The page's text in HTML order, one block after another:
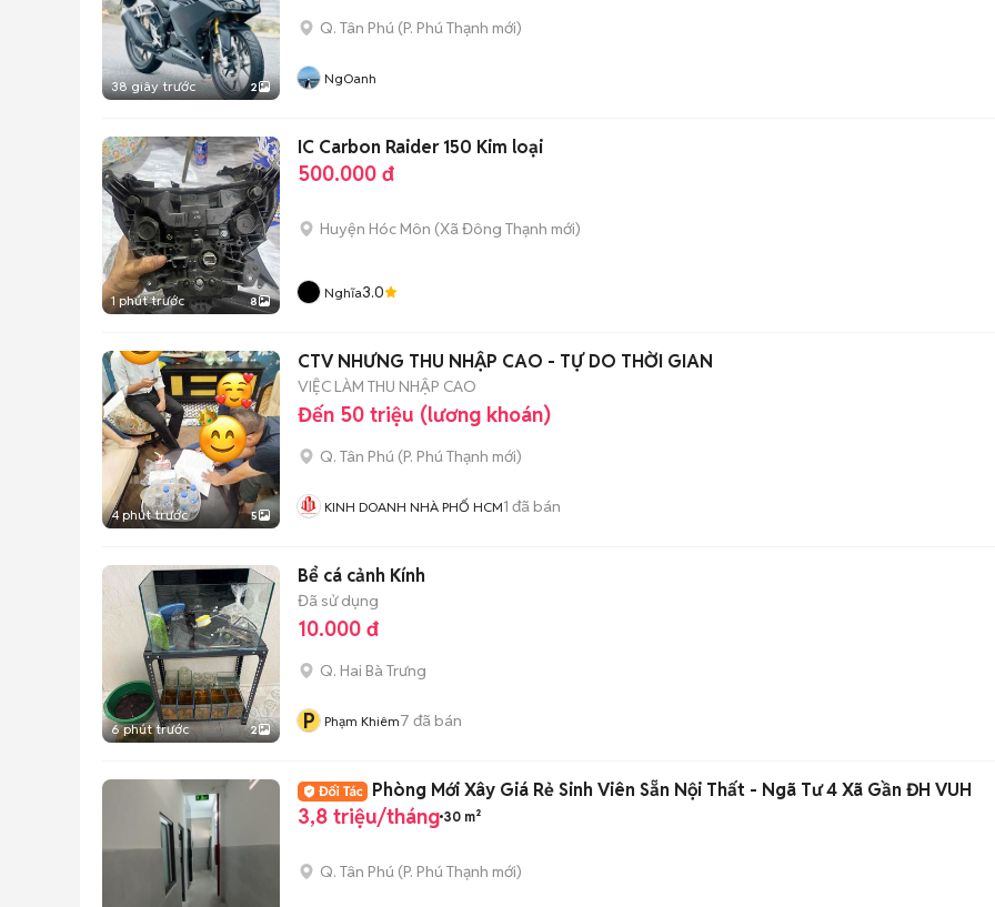
38 giây trước 2
Q. Tân Phú (P. Phú Thạnh mới)
NgOanh
1 phút trước 8
IC Carbon Raider 150 Kim loại
500.000 đ
Huyện Hóc Môn (Xã Đông Thạnh mới)
Nghĩa3.0
4 phút trước 5
CTV NHƯNG THU NHẬP CAO - TỰ DO THỜI GIAN
VIỆC LÀM THU NHẬP CAO
Đến 50 triệu (lương khoán)
Q. Tân Phú (P. Phú Thạnh mới)
KINH DOANH NHÀ PHỐ HCM1 đã bán
6 phút trước 2
Bể cá cảnh Kính
Đã sử dụng
10.000 đ
Q. Hai Bà Trưng
P Phạm Khiêm7 đã bán
Phòng Mới Xây Giá Rẻ Sinh Viên Sẵn Nội Thất - Ngã Tư 4 Xã Gần ĐH VUH
3,8 triệu/tháng 30 m²
Q. Tân Phú (P. Phú Thạnh mới)